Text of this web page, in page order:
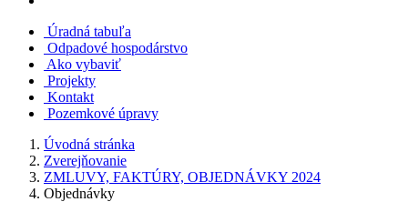
Úradná tabuľa
Odpadové hospodárstvo
Ako vybaviť
Projekty
Kontakt
Pozemkové úpravy
Úvodná stránka
Zverejňovanie
ZMLUVY, FAKTÚRY, OBJEDNÁVKY 2024
Objednávky